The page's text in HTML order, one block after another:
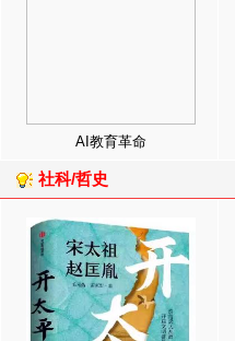
AI教育革命
社科/哲史